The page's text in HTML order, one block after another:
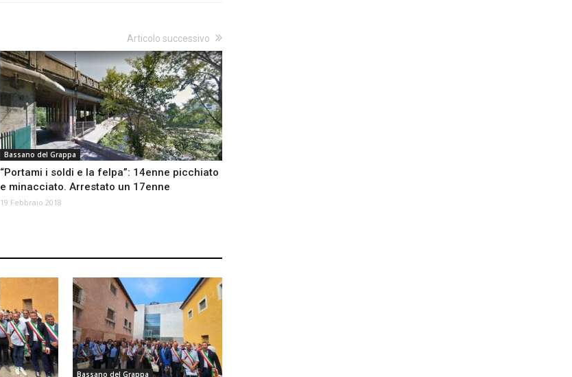
Articolo successivo
Bassano del Grappa
“Portami i soldi e la felpa”: 14enne picchiato
e minacciato. Arrestato un 17enne
19 Febbraio 2018
Bassano del Grappa